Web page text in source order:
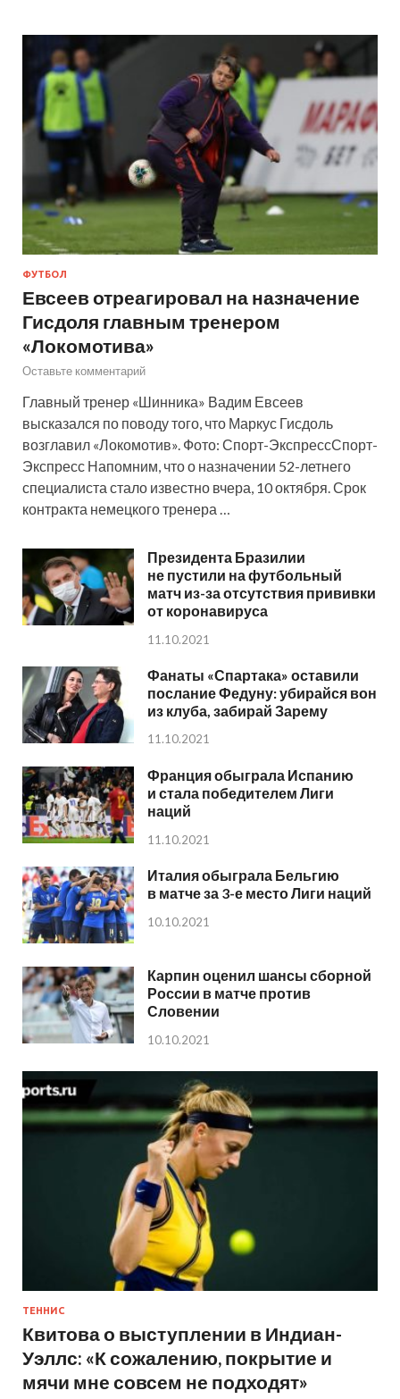
ФУТБОЛ
Евсеев отреагировал на назначение
Гисдоля главным тренером
«Локомотива»
Оставьте комментарий
Главный тренер «Шинника» Вадим Евсеев
высказался по поводу того, что Маркус Гисдоль
возглавил «Локомотив». Фото: Спорт-ЭкспрессСпорт-
Экспресс Напомним, что о назначении 52-летнего
специалиста стало известно вчера, 10 октября. Срок
контракта немецкого тренера …
Президента Бразилии
не пустили на футбольный
матч из-за отсутствия прививки
от коронавируса
11.10.2021
Фанаты «Спартака» оставили
послание Федуну: убирайся вон
из клуба, забирай Зарему
11.10.2021
Франция обыграла Испанию
и стала победителем Лиги
наций
11.10.2021
Италия обыграла Бельгию
в матче за 3-е место Лиги наций
10.10.2021
Карпин оценил шансы сборной
России в матче против
Словении
10.10.2021
ТЕННИС
Квитова о выступлении в Индиан-
Уэллс: «К сожалению, покрытие и
мячи мне совсем не подходят»